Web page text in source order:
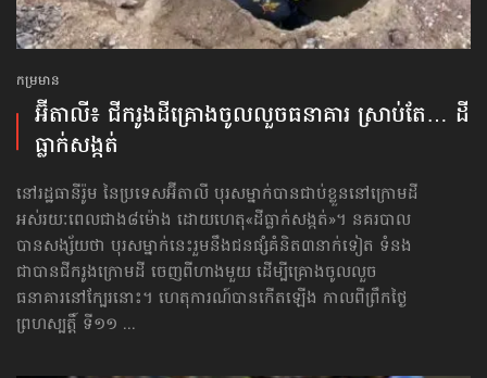
កម្រមាន
អ៊ីតាលី៖ ជីករូងដី​គ្រោងចូលលួច​ធនាគារ ស្រាប់តែ… ដី
ធ្លាក់សង្កត់
នៅរដ្ឋធានីរ៉ូម នៃប្រទេសអ៊ីតាលី បុរសម្នាក់បានជាប់ខ្លួននៅក្រោមដី
អស់រយៈពេលជាង៨ម៉ោង ដោយហេតុ«ដីធ្លាក់សង្កត់»។ នគរបាល
បានសង្ស័យថា បុរសម្នាក់នេះរួមនឹងជនផ្សំគំនិត៣នាក់ទៀត ទំនង
ជាបានជីករូងក្រោមដី ចេញពីហាងមួយ ដើម្បីគ្រោងចូលលួច
ធនាគារនៅក្បែរនោះ។ ហេតុការណ៍បានកើតឡើង កាលពីព្រឹក​ថ្ងៃ
ព្រហស្បត្តិ៍ ទី១១ ...